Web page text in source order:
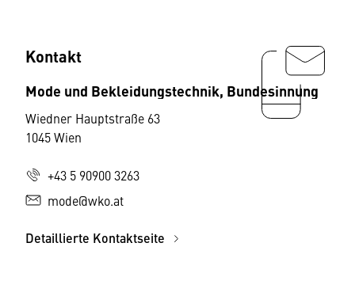
Kontakt
Mode und Bekleidungstechnik, Bundesinnung
Wiedner Hauptstraße 63
1045 Wien
+43 5 90900 3263
mode@wko.at
Detaillierte Kontaktseite